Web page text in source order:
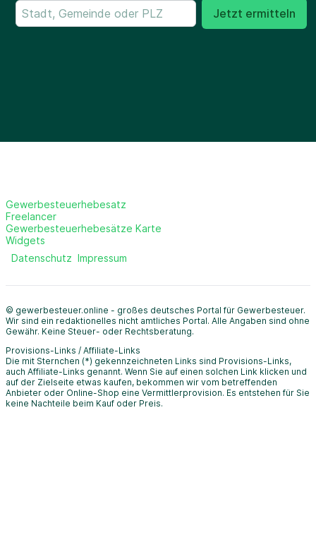
Jetzt ermitteln
Gewerbesteuerhebesatz
Freelancer
Gewerbesteuerhebesätze Karte
Widgets
Datenschutz Impressum
© gewerbesteuer.online - großes deutsches Portal für Gewerbesteuer.
Wir sind ein redaktionelles nicht amtliches Portal. Alle Angaben sind ohne
Gewähr. Keine Steuer- oder Rechtsberatung.
Provisions-Links / Affiliate-Links
Die mit Sternchen (*) gekennzeichneten Links sind Provisions-Links,
auch Affiliate-Links genannt. Wenn Sie auf einen solchen Link klicken und
auf der Zielseite etwas kaufen, bekommen wir vom betreffenden
Anbieter oder Online-Shop eine Vermittlerprovision. Es entstehen für Sie
keine Nachteile beim Kauf oder Preis.